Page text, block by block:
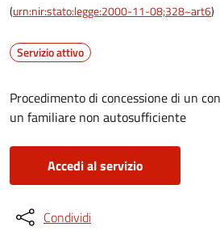
(urn:nir:stato:legge:2000-11-08;328~art6)
Servizio attivo
Procedimento di concessione di un
un familiare non autosufficiente
Accedi al servizio
Condividi